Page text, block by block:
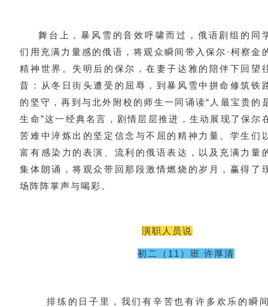
舞台上，暴风雪的音效呼啸而过，俄语剧组的同
们用充满力量感的俄语，将观众瞬间带入保尔·柯察金
精神世界。失明后的保尔，在妻子达雅的陪伴下回望
昔：从冬日街头遭受的屈辱，到暴风雪中拼命修筑铁
的坚守，再到与北外附校的师生一同诵读“人最宝贵的
生命”这一经典名言，剧情层层推进，生动展现了保尔
苦难中淬炼出的坚定信念与不屈的精神力量。学生们
富有感染力的表演、流利的俄语表达，以及充满力量
集体朗诵，将观众带回那段激情燃烧的岁月，赢得了
场阵阵掌声与喝彩。
演职人员说
初二（11）班 许厚清
排练的日子里，我们有辛苦也有许多欢乐的瞬